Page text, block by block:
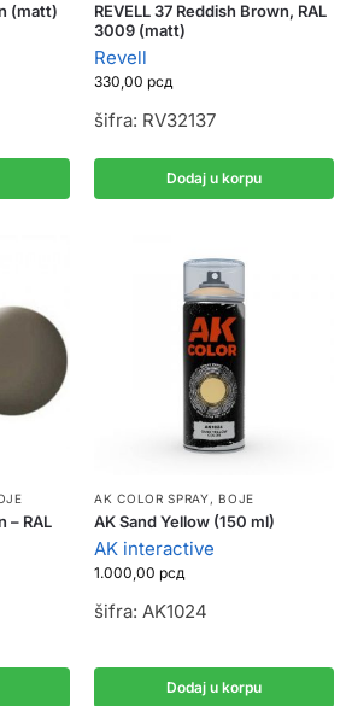
(matt)
REVELL 37 Reddish Brown, RAL
3009 (matt)
Revell
330,00 рсд
šifra: RV32137
Dodaj u korpu
– RAL
AK COLOR SPRAY ,BOJE
AK Sand Yellow (150 ml)
AK interactive
1.000,00 рсд
šifra: AK1024
Dodaj u korpu